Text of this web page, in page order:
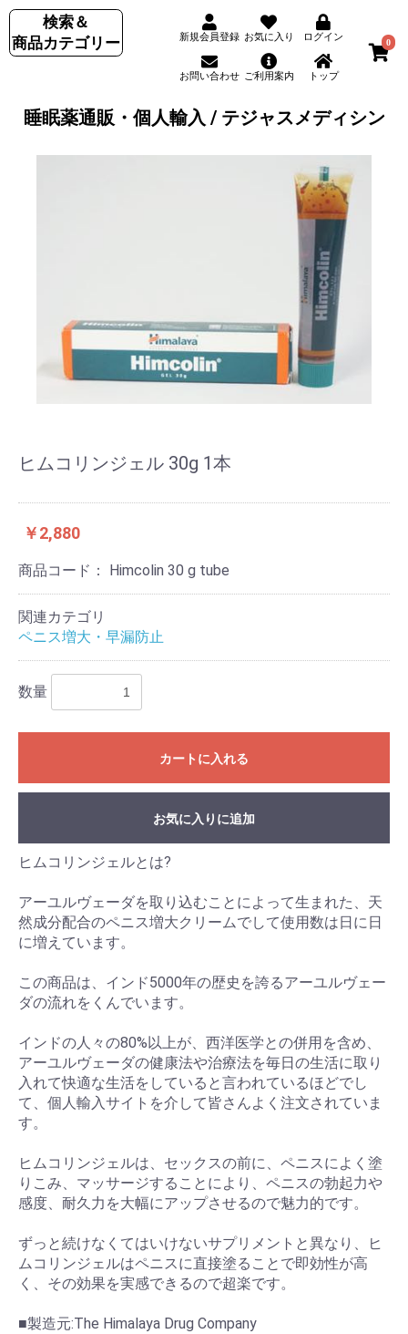
検索＆
商品カテゴリー
新規会員登録 お気に入り ログイン
お問い合わせ ご利用案内 トップ
0
睡眠薬通販・個人輸入 / テジャスメディシン
ヒムコリンジェル 30g 1本
￥2,880
商品コード： Himcolin 30 g tube
関連カテゴリ
ペニス増大・早漏防止
数量
カートに入れる
お気に入りに追加
ヒムコリンジェルとは?
アーユルヴェーダを取り込むことによって生まれた、天
然成分配合のペニス増大クリームでして使用数は日に日
に増えています。
この商品は、インド5000年の歴史を誇るアーユルヴェー
ダの流れをくんでいます。
インドの人々の80%以上が、西洋医学との併用を含め、
アーユルヴェーダの健康法や治療法を毎日の生活に取り
入れて快適な生活をしていると言われているほどでし
て、個人輸入サイトを介して皆さんよく注文されていま
す。
ヒムコリンジェルは、セックスの前に、ペニスによく塗
りこみ、マッサージすることにより、ペニスの勃起力や
感度、耐久力を大幅にアップさせるので魅力的です。
ずっと続けなくてはいけないサプリメントと異なり、ヒ
ムコリンジェルはペニスに直接塗ることで即効性が高
く、その効果を実感できるので超楽です。
■製造元:The Himalaya Drug Company